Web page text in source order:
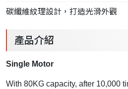
碳纖維紋理設計，打造光滑外觀
產品介紹
Single Motor
With 80KG capacity, after 10,000